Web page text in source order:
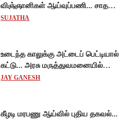
விஞ்ஞானிகள் ஆய்வுப்பணி... சாதனை
!
SUJATHA
உடைந்த காலுக்கு அட்டைப் பெட்டியால்
கட்டு... அரசு மருத்துவமனையில்
விநோத சிகிச்சை... அதிர்ச்சி வீடியோ!
JAY GANESH
கீழடி மரபணு ஆய்வில் புதிய தகவல்...